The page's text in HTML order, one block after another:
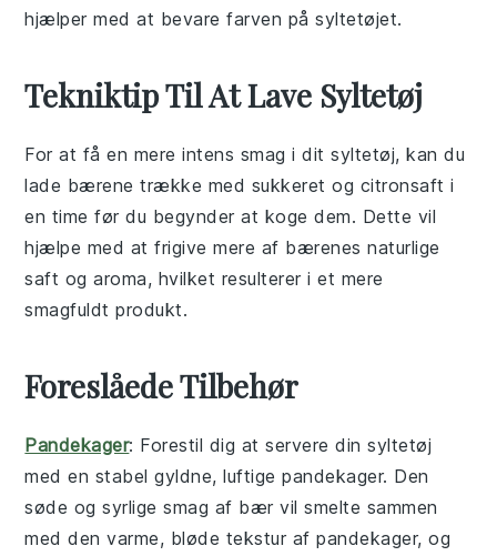
hjælper med at bevare farven på syltetøjet.
Tekniktip Til At Lave Syltetøj
For at få en mere intens smag i ditsyltetøj, kan du
lade bærene trække med sukkeret og citronsaft i
en time før du begynder at koge dem. Dette vil
hjælpe med at frigive mere af bærenes naturlige
saft og aroma, hvilket resulterer i et mere
smagfuldt produkt.
Foreslåede Tilbehør
Pandekager: Forestil dig at servere dinsyltetøj
med en stabel gyldne, luftigepandekager. Den
søde og syrlige smag af bær vil smelte sammen
med den varme, bløde tekstur afpandekager, og